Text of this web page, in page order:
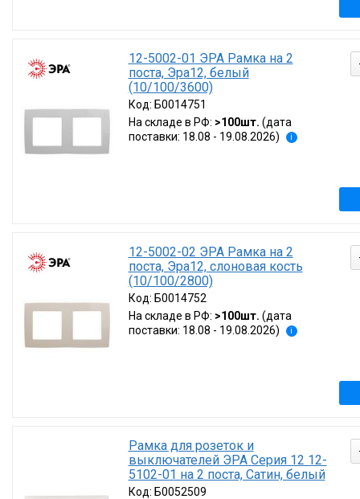
12-5002-01 ЭРА Рамка на 2
поста, Эра12, белый
(10/100/3600)
Код: Б0014751
На складе в РФ: >100шт. (дата
поставки: 18.08 - 19.08.2026)
i
12-5002-02 ЭРА Рамка на 2
поста, Эра12, слоновая кость
(10/100/2800)
Код: Б0014752
На складе в РФ: >100шт. (дата
поставки: 18.08 - 19.08.2026)
i
Рамка для розеток и
выключателей ЭРА Серия 12 12-
5102-01 на 2 поста, Сатин, белый
Код: Б0052509